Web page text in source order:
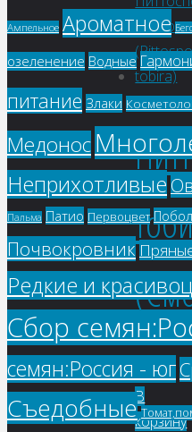
105₽
В
корзину
Ампельное Ароматное
озеленение Водные
питание Злаки
Медонос
Неприхотливые
Пальма Патио Первоцвет
Почвокровник
Редкие и
Сбор
семян:Россия - юг
Съедобные